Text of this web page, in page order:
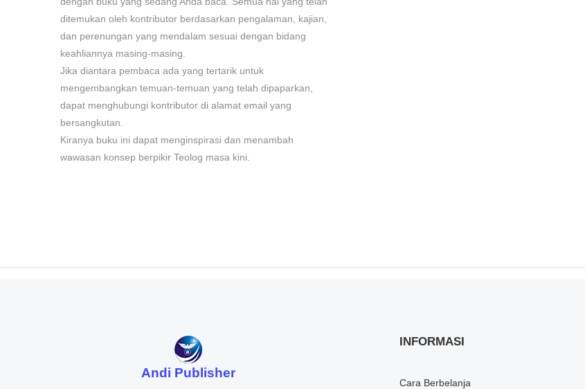
ditemukan oleh kontributor berdasarkan pengalaman, kajian,
dan perenungan yang mendalam sesuai dengan bidang
keahliannya masing-masing.
Jika diantara pembaca ada yang tertarik untuk
mengembangkan temuan-temuan yang telah dipaparkan,
dapat menghubungi kontributor di alamat email yang
bersangkutan.
Kiranya buku ini dapat menginspirasi dan menambah
wawasan konsep berpikir Teolog masa kini.
Andi Publisher
INFORMASI
Cara Berbelanja